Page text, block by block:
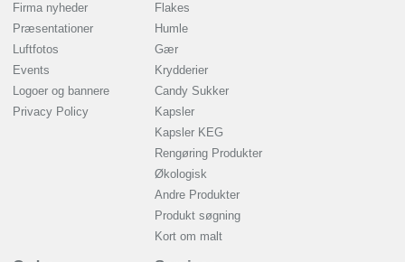
Firma nyheder
Præsentationer
Luftfotos
Events
Logoer og bannere
Privacy Policy
Flakes
Humle
Gær
Krydderier
Candy Sukker
Kapsler
Kapsler KEG
Rengøring Produkter
Økologisk
Andre Produkter
Produkt søgning
Kort om malt